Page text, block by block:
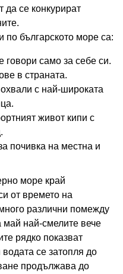
да се конкурират
по българското море са:
говори само за себе си.
в страната.
с най-широката
живот кипи с
почивка на местна и
море край
от времето на
различни помежду
май най-смелите вече
рядко показват
се затопля до
продължава до